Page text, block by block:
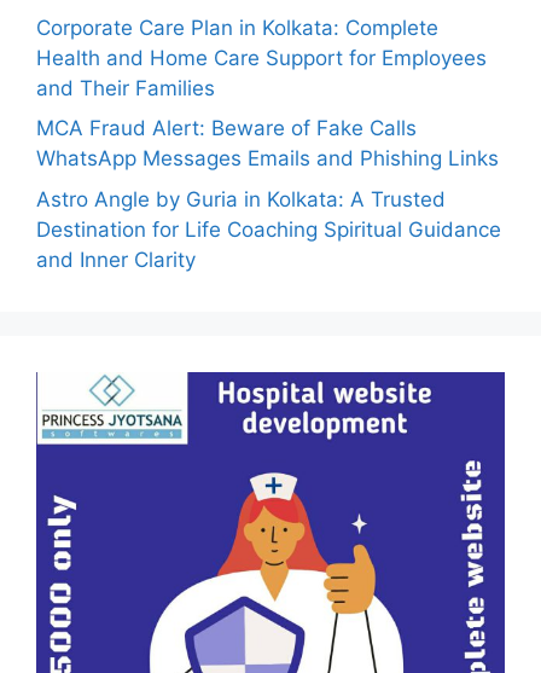
Corporate Care Plan in Kolkata: Complete
Health and Home Care Support for Employees
and Their Families
MCA Fraud Alert: Beware of Fake Calls
WhatsApp Messages Emails and Phishing Links
Astro Angle by Guria in Kolkata: A Trusted
Destination for Life Coaching Spiritual Guidance
and Inner Clarity